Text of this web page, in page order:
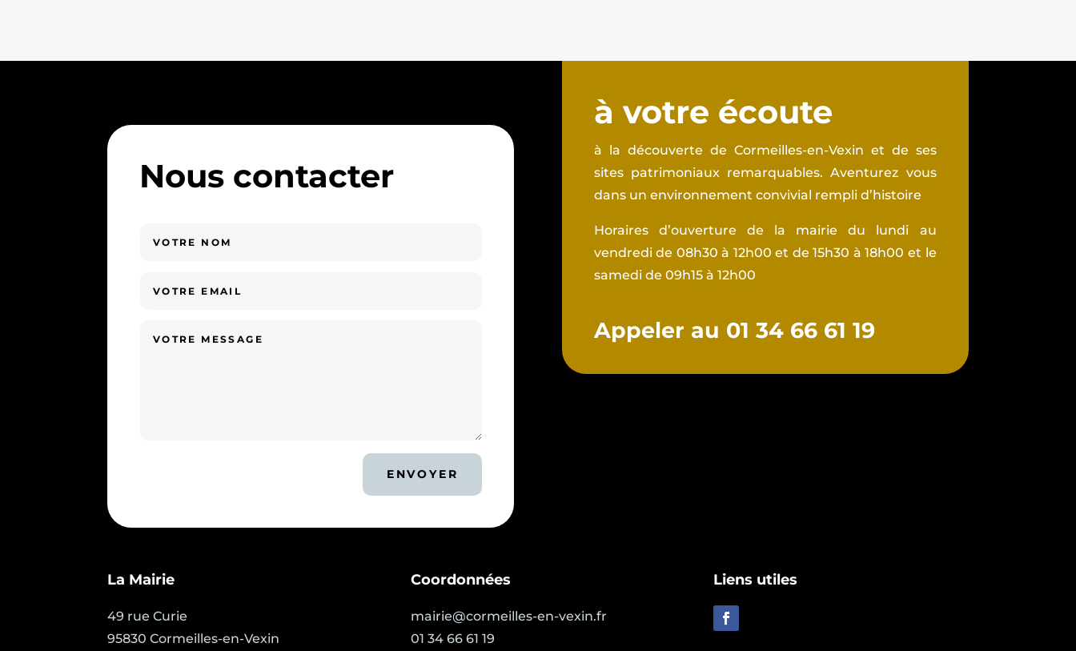
Nous contacter
ENVOYER
à votre écoute
à la découverte de Cormeilles-en-Vexin et de ses
sites patrimoniaux remarquables. Aventurez vous
dans un environnement convivial rempli d’histoire
Horaires d’ouverture de la mairie du lundi au
vendredi de 08h30 à 12h00 et de 15h30 à 18h00 et le
samedi de 09h15 à 12h00
Appeler au 01 34 66 61 19
La Mairie
49 rue Curie
95830 Cormeilles-en-Vexin
Coordonnées
mairie@cormeilles-en-vexin.fr
01 34 66 61 19
Liens utiles